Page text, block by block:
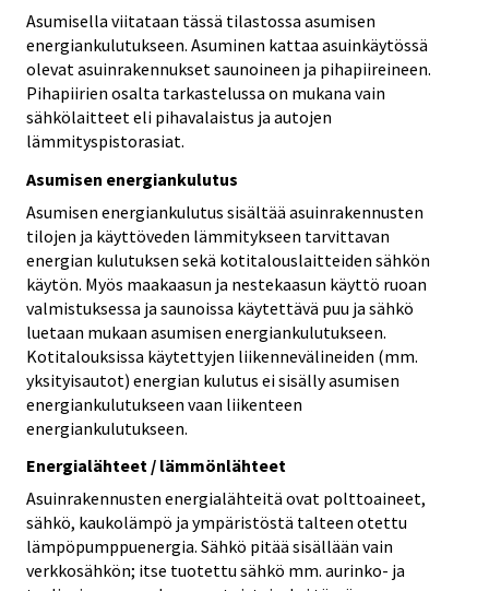
Asumisella viitataan tässä tilastossa asumisen
energiankulutukseen. Asuminen kattaa asuinkäytössä
olevat asuinrakennukset saunoineen ja pihapiireineen.
Pihapiirien osalta tarkastelussa on mukana vain
sähkölaitteet eli pihavalaistus ja autojen
lämmityspistorasiat.
Asumisen energiankulutus
Asumisen energiankulutus sisältää asuinrakennusten
tilojen ja käyttöveden lämmitykseen tarvittavan
energian kulutuksen sekä kotitalouslaitteiden sähkön
käytön. Myös maakaasun ja nestekaasun käyttö ruoan
valmistuksessa ja saunoissa käytettävä puu ja sähkö
luetaan mukaan asumisen energiankulutukseen.
Kotitalouksissa käytettyjen liikennevälineiden (mm.
yksityisautot) energian kulutus ei sisälly asumisen
energiankulutukseen vaan liikenteen
energiankulutukseen.
Energialähteet / lämmönlähteet
Asuinrakennusten energialähteitä ovat polttoaineet,
sähkö, kaukolämpö ja ympäristöstä talteen otettu
lämpöpumppuenergia. Sähkö pitää sisällään vain
verkkosähkön; itse tuotettu sähkö mm. aurinko- ja